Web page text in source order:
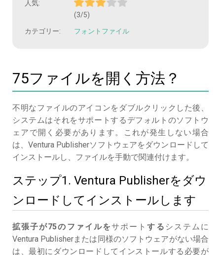
人気:
(3/5)
カテゴリー: フォントファイル
75ファイルを開く方法？
不明なファイルのアイコンをダブルクリックした後、
システムはそれをサポートするデフォルトのソフトウ
ェアで開く必要があります。これが発生しない場合
は、Ventura Publisherソフトウェアをダウンロードして
インストールし、ファイルを手動で関連付けます。
ステップ1. Ventura Publisherをダウ
ンロードしてインストールします
拡張子が75のファイルをサポートする システムに
Ventura Publisherまたは同様のソフトウェアがない場合
は、最初にダウンロードしてインストールする必要が